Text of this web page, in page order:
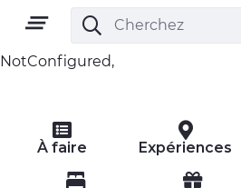
NotConfigured,
À faire Expériences